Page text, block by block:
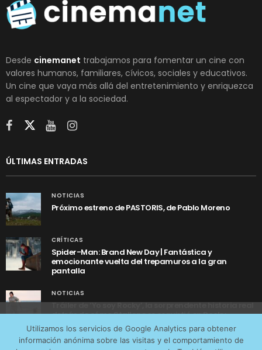
Desde cinemanet trabajamos para fomentar un cine con
valores humanos, familiares, cívicos, sociales y educativos.
Un cine que vaya más allá del entretenimiento y enriquezca
al espectador y a la sociedad.
ÚLTIMAS ENTRADAS
NOTICIAS
Próximo estreno de PASTORIS, de Pablo Moreno
CRÍTICAS
Spider-Man: Brand New Day | Fantástica y
emocionante vuelta del trepamuros a la gran
pantalla
NOTICIAS
Tráiler de ‘Yo soy Rocky’, la sorprendente historia real
detrás de cómo Stallone se convirtió en Rocky
Utilizamos los servicios de Google Analytics para obtener
información anónima sobre las visitas y el comportamiento de
tráfico web que recibimos y conocer los servicios que